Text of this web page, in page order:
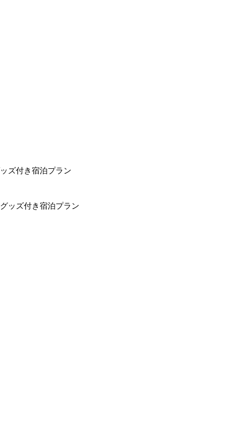
ズ付き宿泊プラン
ッズ付き宿泊プラン